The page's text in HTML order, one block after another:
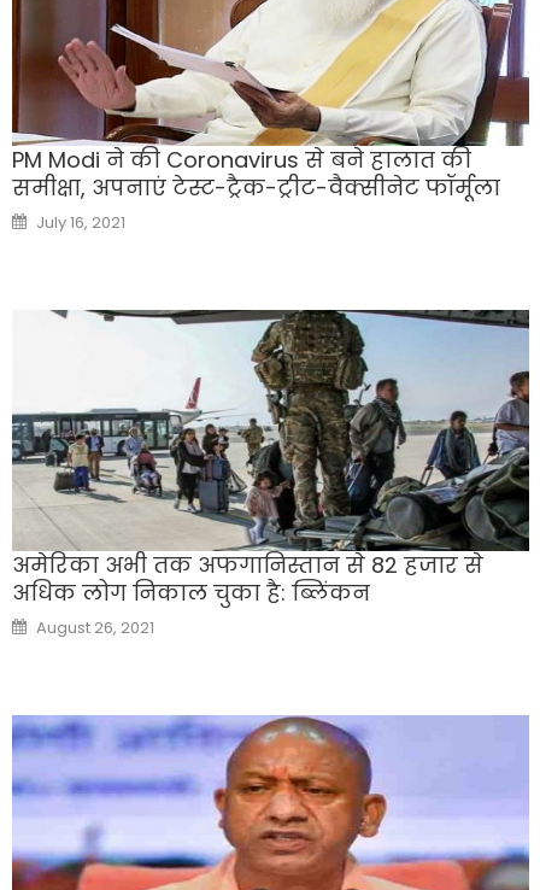
PM Modi ने की Coronavirus से बने हालात की
समीक्षा, अपनाएं टेस्ट-ट्रैक-ट्रीट-वैक्सीनेट फॉर्मूला
Posted
on
July 16, 2021
अमेरिका अभी तक अफगानिस्तान से 82 हजार से
अधिक लोग निकाल चुका है: ब्लिंकन
Posted
on
August 26, 2021